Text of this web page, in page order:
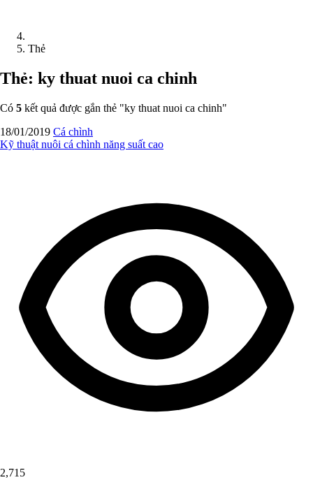
Thẻ
Thẻ: ky thuat nuoi ca chinh
Có 5 kết quả được gắn thẻ "ky thuat nuoi ca chinh"
18/01/2019 Cá chình
Kỹ thuật nuôi cá chình năng suất cao
2,715